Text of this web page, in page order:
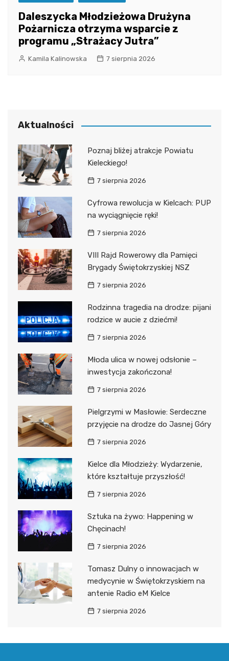
Daleszycka Młodzieżowa Drużyna
Pożarnicza otrzyma wsparcie z
programu „Strażacy Jutra”
Kamila Kalinowska 7 sierpnia 2026
Aktualności
Poznaj bliżej atrakcje Powiatu
Kieleckiego!
7 sierpnia 2026
Cyfrowa rewolucja w Kielcach: PUP
na wyciągnięcie ręki!
7 sierpnia 2026
VIII Rajd Rowerowy dla Pamięci
Brygady Świętokrzyskiej NSZ
7 sierpnia 2026
Rodzinna tragedia na drodze: pijani
rodzice w aucie z dziećmi!
7 sierpnia 2026
Młoda ulica w nowej odsłonie –
inwestycja zakończona!
7 sierpnia 2026
Pielgrzymi w Masłowie: Serdeczne
przyjęcie na drodze do Jasnej Góry
7 sierpnia 2026
Kielce dla Młodzieży: Wydarzenie,
które kształtuje przyszłość!
7 sierpnia 2026
Sztuka na żywo: Happening w
Chęcinach!
7 sierpnia 2026
Tomasz Dulny o innowacjach w
medycynie w Świętokrzyskiem na
antenie Radio eM Kielce
7 sierpnia 2026